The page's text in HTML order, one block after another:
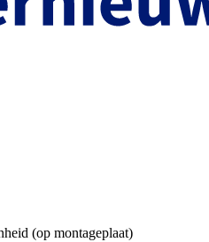
(op montageplaat)